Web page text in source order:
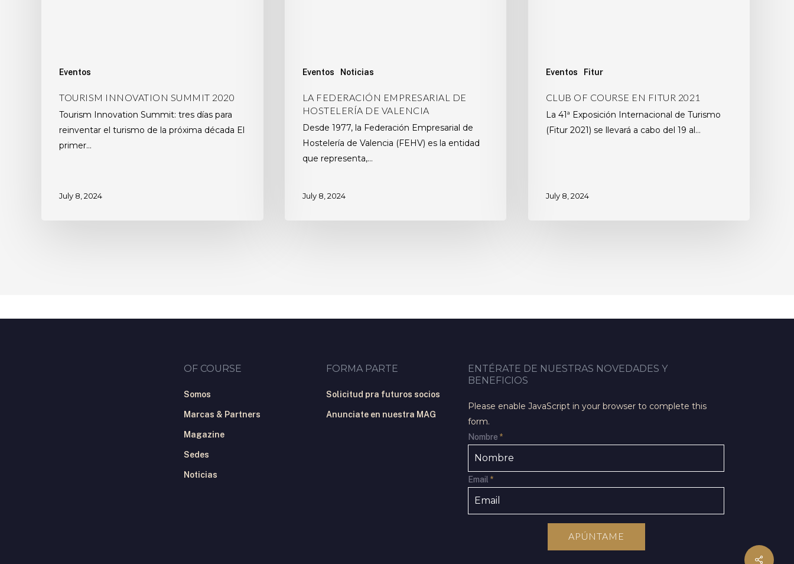
Eventos
TOURISM INNOVATION SUMMIT 2020
Tourism Innovation Summit: tres días para
reinventar el turismo de la próxima década El
primer…
July 8, 2024
Eventos Noticias
LA FEDERACIÓN EMPRESARIAL DE
HOSTELERÍA DE VALENCIA
Desde 1977, la Federación Empresarial de
Hostelería de Valencia (FEHV) es la entidad
que representa,…
July 8, 2024
Eventos Fitur
CLUB OF COURSE EN FITUR 2021
La 41ª Exposición Internacional de Turismo
(Fitur 2021) se llevará a cabo del 19 al…
July 8, 2024
OF COURSE
Somos
Marcas & Partners
Magazine
Sedes
Noticias
FORMA PARTE
Solicitud pra futuros socios
Anunciate en nuestra MAG
ENTÉRATE DE NUESTRAS NOVEDADES Y
BENEFICIOS
Please enable JavaScript in your browser to complete this
form.
Nombre*
Email*
APÚNTAME